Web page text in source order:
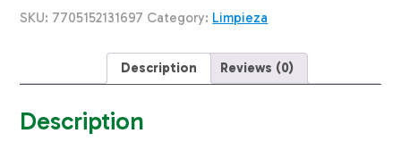
Gris
SKU: 7705152131697 Category: Limpieza
Description Reviews (0)
Description